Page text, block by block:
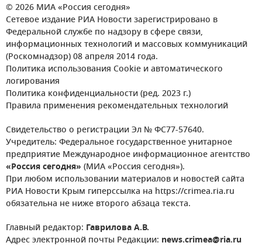
© 2026 МИА «Россия сегодня»
Сетевое издание РИА Новости зарегистрировано в
Федеральной службе по надзору в сфере связи,
информационных технологий и массовых коммуникаций
(Роскомнадзор) 08 апреля 2014 года.
Политика использования Cookie и автоматического
логирования
Политика конфиденциальности (ред. 2023 г.)
Правила применения рекомендательных технологий
Свидетельство о регистрации Эл № ФС77-57640.
Учредитель: Федеральное государственное унитарное
предприятие Международное информационное агентство
«Россия сегодня» (МИА «Россия сегодня»).
При любом использовании материалов и новостей сайта
РИА Новости Крым гиперссылка на https://crimea.ria.ru
обязательна не ниже второго абзаца текста.
Главный редактор: Гаврилова А.В.
Адрес электронной почты Редакции: news.crimea@ria.ru